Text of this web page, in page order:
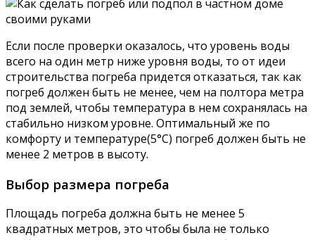
Если после проверки оказалось, что уровень воды
всего на один метр ниже уровня воды, то от идеи
строительства погреба придется отказаться, так как
погреб должен быть не менее, чем на полтора метра
под землей, чтобы температура в нем сохранялась на
стабильно низком уровне. Оптимальный же по
комфорту и температуре(5°С) погреб должен быть не
менее 2 метров в высоту.
Выбор размера погреба
Площадь погреба должна быть не менее 5
квадратных метров, это чтобы была не только